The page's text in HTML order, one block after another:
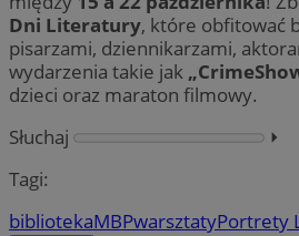
Dni Literatury, które obfitować
pisarzami, dziennikarzami,
wydarzenia takie jak
dzieci oraz maraton filmowy.
Słuchaj
⏵︎
Tagi:
bibliotekaMBPwarsztatyPortrety